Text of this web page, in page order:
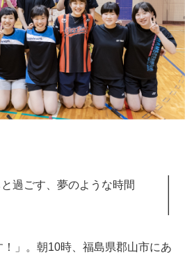
過ごす、夢のような時間
！」。朝10時、福島県郡山市にあ